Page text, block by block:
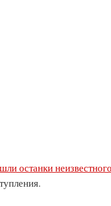
останки неизвестного